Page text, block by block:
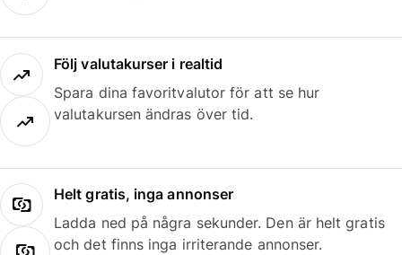
Följ valutakurser i realtid
Spara dina favoritvalutor för att se hur
valutakursen ändras över tid.
Helt gratis, inga annonser
Ladda ned på några sekunder. Den är helt gratis
och det finns inga irriterande annonser.